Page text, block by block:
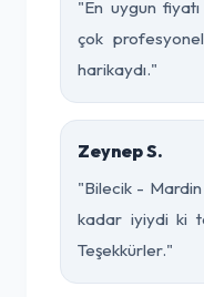
"En uygun
çok
harikaydı."
Zeynep S.
"Bilecik - Mardin
kadar iyiydi ki
Teşekkürler."